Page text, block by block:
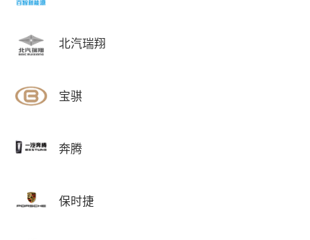
北汽瑞翔
宝骐
奔腾
保时捷